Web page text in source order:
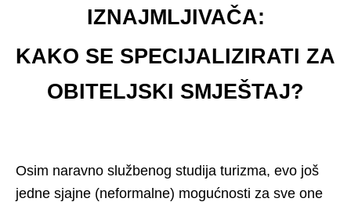
IZNAJMLJIVAČA:
KAKO SE SPECIJALIZIRATI ZA
OBITELJSKI SMJEŠTAJ?
Osim naravno službenog studija turizma, evo još
jedne sjajne (neformalne) mogućnosti za sve one